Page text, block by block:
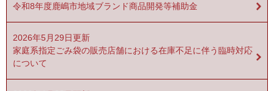
令和8年度鹿嶋市地域ブランド商品開発等補助金
2026年5月29日更新
家庭系指定ごみ袋の販売店舗における在庫不足に伴う臨時対応
について